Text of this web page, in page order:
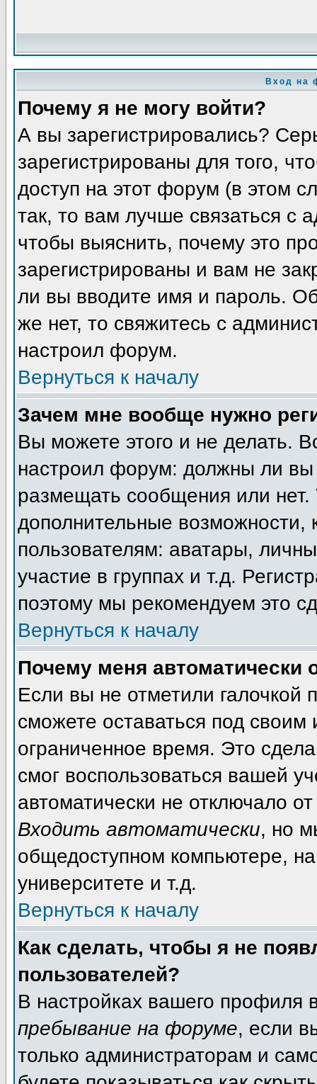
Вход на
Почему я не могу войти?
А вы зарегистрировались?
зарегистрированы для того,
доступ на этот форум (в этом
так, то вам лучше связаться с
чтобы выяснить, почему это
зарегистрированы и вам не
ли вы вводите имя и пароль.
же нет, то свяжитесь с
настроил форум.
Вернуться к началу
Зачем мне вообще нужно
Вы можете этого и не делать.
настроил форум: должны ли вы
размещать сообщения или
дополнительные
пользователям: аватары,
участие в группах и т.д.
поэтому мы рекомендуем это
Вернуться к началу
Почему меня автоматически
Если вы не отметили галочкой
сможете оставаться под
ограниченное время. Это
смог воспользоваться вашей
автоматически не отключало
Входить автоматически, но
общедоступном компьютере,
университете и т.д.
Вернуться к началу
Как сделать, чтобы я не
пользователей?
В настройках вашего
пребывание на форуме, если
только администраторам и